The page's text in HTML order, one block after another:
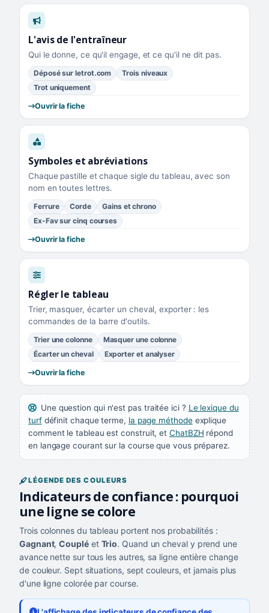
L'avis de l'entraîneur
Qui le donne, ce qu'il engage, et ce qu'il ne dit pas.
Déposé sur letrot.com
Trois niveaux
Trot uniquement
Ouvrir la fiche
Symboles et abréviations
Chaque pastille et chaque sigle du tableau, avec son
nom en toutes lettres.
Ferrure Corde
Gains et chrono
Ex-Fav sur cinq courses
Ouvrir la fiche
Régler le tableau
Trier, masquer, écarter un cheval, exporter : les
commandes de la barre d'outils.
Trier une colonne
Masquer une colonne
Écarter un cheval
Exporter et analyser
Ouvrir la fiche
Une question qui n'est pas traitée ici ? Le lexique du
turfdéfinit chaque terme, la page méthodeexplique
comment le tableau est construit, etChatBZH répond
en langage courant sur la course que vous préparez.
LÉGENDE DES COULEURS
Indicateurs de confiance : pourquoi
une ligne se colore
Trois colonnes du tableau portent nos probabilités :
Gagnant,Coupléet Trio. Quand un cheval y prend une
avance nette sur tous les autres, sa ligne entière change
de couleur. Sept situations, sept couleurs, et jamais plus
d'une ligne colorée par course.